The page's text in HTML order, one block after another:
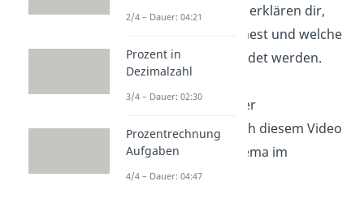
über Flächenmaße. Wir erklären dir,
wie du Flächen berechnest und welche
Einheiten dabei verwendet werden.
Egal ob Quadratmeter,
Quadratzentimeter oder
Quadratkilometer - nach diesem Video
beherrschst du das Thema im
Handumdrehen.
2/4 – Dauer: 04:21
Prozent in
Dezimalzahl
3/4 – Dauer: 02:30
Prozentrechnung
Aufgaben
4/4 – Dauer: 04:47